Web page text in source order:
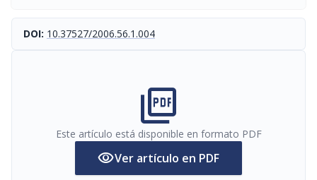
DOI: 10.37527/2006.56.1.004
picture_as_pdf
Este artículo está disponible en formato PDF
visibilityVer artículo en PDF